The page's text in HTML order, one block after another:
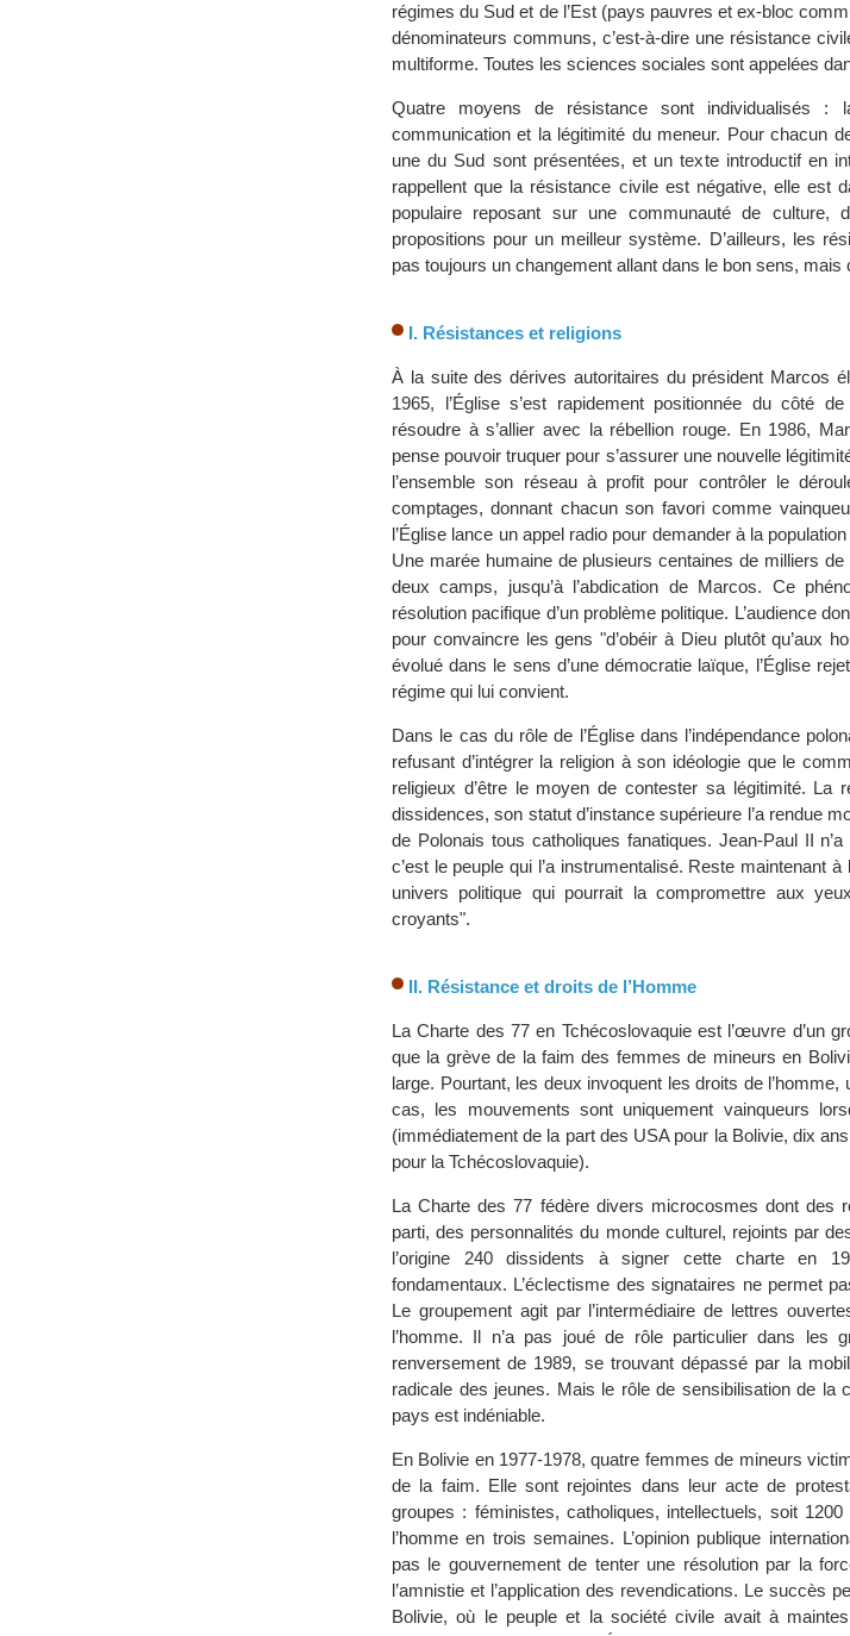
régimes du Sud et de l’Est (pays pauvres et ex-bloc
dénominateurs communs, c’est-à-dire une résistance
multiforme. Toutes les sciences sociales sont appelées
Quatre moyens de résistance sont individualisés :
communication et la légitimité du meneur. Pour chacun
une du Sud sont présentées, et un texte introductif en
rappellent que la résistance civile est négative, elle est
populaire reposant sur une communauté de culture,
propositions pour un meilleur système. D’ailleurs, les
pas toujours un changement allant dans le bon sens, mais
I. Résistances et religions
À la suite des dérives autoritaires du président Marcos
1965, l’Église s’est rapidement positionnée du côté
résoudre à s’allier avec la rébellion rouge. En 1986,
pense pouvoir truquer pour s’assurer une nouvelle
l’ensemble son réseau à profit pour contrôler le
comptages, donnant chacun son favori comme
l’Église lance un appel radio pour demander à la
Une marée humaine de plusieurs centaines de milliers
deux camps, jusqu’à l’abdication de Marcos. Ce
résolution pacifique d’un problème politique. L’audience
pour convaincre les gens "d’obéir à Dieu plutôt qu’aux
évolué dans le sens d’une démocratie laïque, l’Église
régime qui lui convient.
Dans le cas du rôle de l’Église dans l’indépendance
refusant d’intégrer la religion à son idéologie que le
religieux d’être le moyen de contester sa légitimité. La
dissidences, son statut d’instance supérieure l’a rendue
de Polonais tous catholiques fanatiques. Jean-Paul II
c’est le peuple qui l’a instrumentalisé. Reste maintenant
univers politique qui pourrait la compromettre aux
croyants".
II. Résistance et droits de l’Homme
La Charte des 77 en Tchécoslovaquie est l’œuvre d’un
que la grève de la faim des femmes de mineurs en
large. Pourtant, les deux invoquent les droits de
cas, les mouvements sont uniquement vainqueurs
(immédiatement de la part des USA pour la Bolivie, dix
pour la Tchécoslovaquie).
La Charte des 77 fédère divers microcosmes dont des
parti, des personnalités du monde culturel, rejoints par
l’origine 240 dissidents à signer cette charte en
fondamentaux. L’éclectisme des signataires ne permet
Le groupement agit par l’intermédiaire de lettres
l’homme. Il n’a pas joué de rôle particulier dans les
renversement de 1989, se trouvant dépassé par la
radicale des jeunes. Mais le rôle de sensibilisation de la
pays est indéniable.
En Bolivie en 1977-1978, quatre femmes de mineurs
de la faim. Elle sont rejointes dans leur acte de
groupes : féministes, catholiques, intellectuels, soit
l’homme en trois semaines. L’opinion publique
pas le gouvernement de tenter une résolution par la
l’amnistie et l’application des revendications. Le succès
Bolivie, où le peuple et la société civile avait à